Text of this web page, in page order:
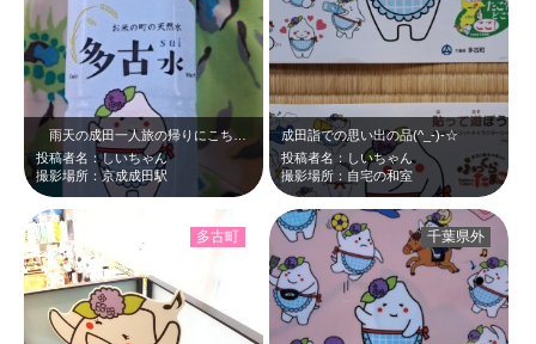
投稿者名：しいちゃん
撮影場所：京成成田駅
成田詣での思い出の品(^_-)-☆
投稿者名：しいちゃん
撮影場所：自宅の和室
多古町 千葉県外